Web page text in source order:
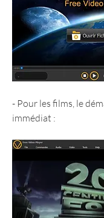
- Pour les films, le
immédiat :